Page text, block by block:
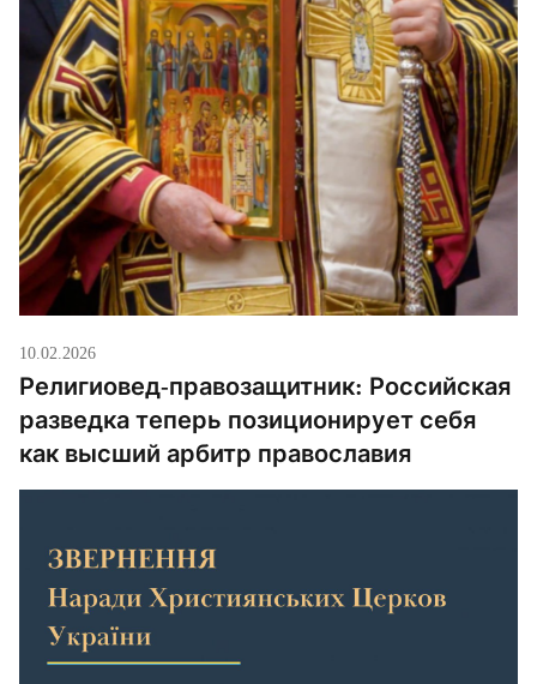
10.02.2026
Религиовед-правозащитник: Российская
разведка теперь позиционирует себя
как высший арбитр православия